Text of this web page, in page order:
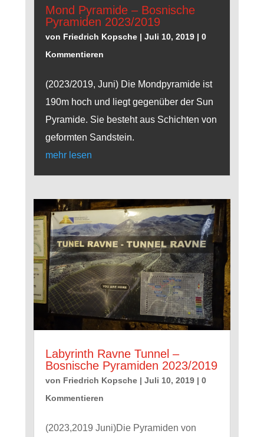
Mond Pyramide – Bosnische
Pyramiden 2023/2019
von Friedrich Kopsche |Juli 10, 2019 | 0
Kommentieren
(2023/2019, Juni) Die Mondpyramide ist
190m hoch und liegt gegenüber der Sun
Pyramide. Sie besteht aus Schichten von
geformten Sandstein.
mehr lesen
Labyrinth Ravne Tunnel –
Bosnische Pyramiden 2023/2019
von Friedrich Kopsche |Juli 10, 2019 | 0
Kommentieren
(2023,2019 Juni)Die Pyramiden von